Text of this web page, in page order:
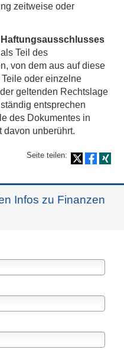
zeitweise oder
Teil des
von dem aus auf diese
oder einzelne
geltenden Rechtslage
entsprechen
des Dokumentes in
davon unberührt.
Seite teilen:
Infos zu Finanzen